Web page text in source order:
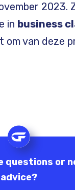
2023.
in business
van deze
questions or
advice?